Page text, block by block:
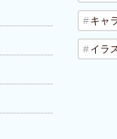
キャ
イラ